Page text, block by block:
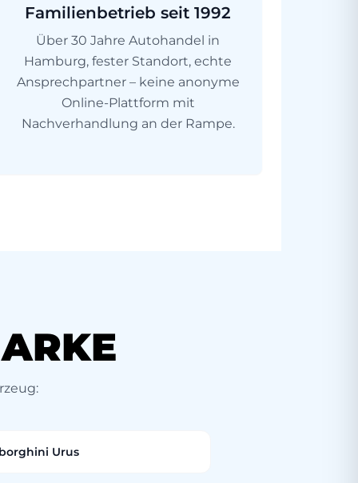
Familienbetrieb seit 1992
Über 30 Jahre Autohandel in
Hamburg, fester Standort, echte
Ansprechpartner – keine anonyme
Online-Plattform mit
Nachverhandlung an der Rampe.
Urus